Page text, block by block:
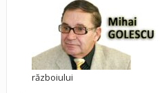
războiului